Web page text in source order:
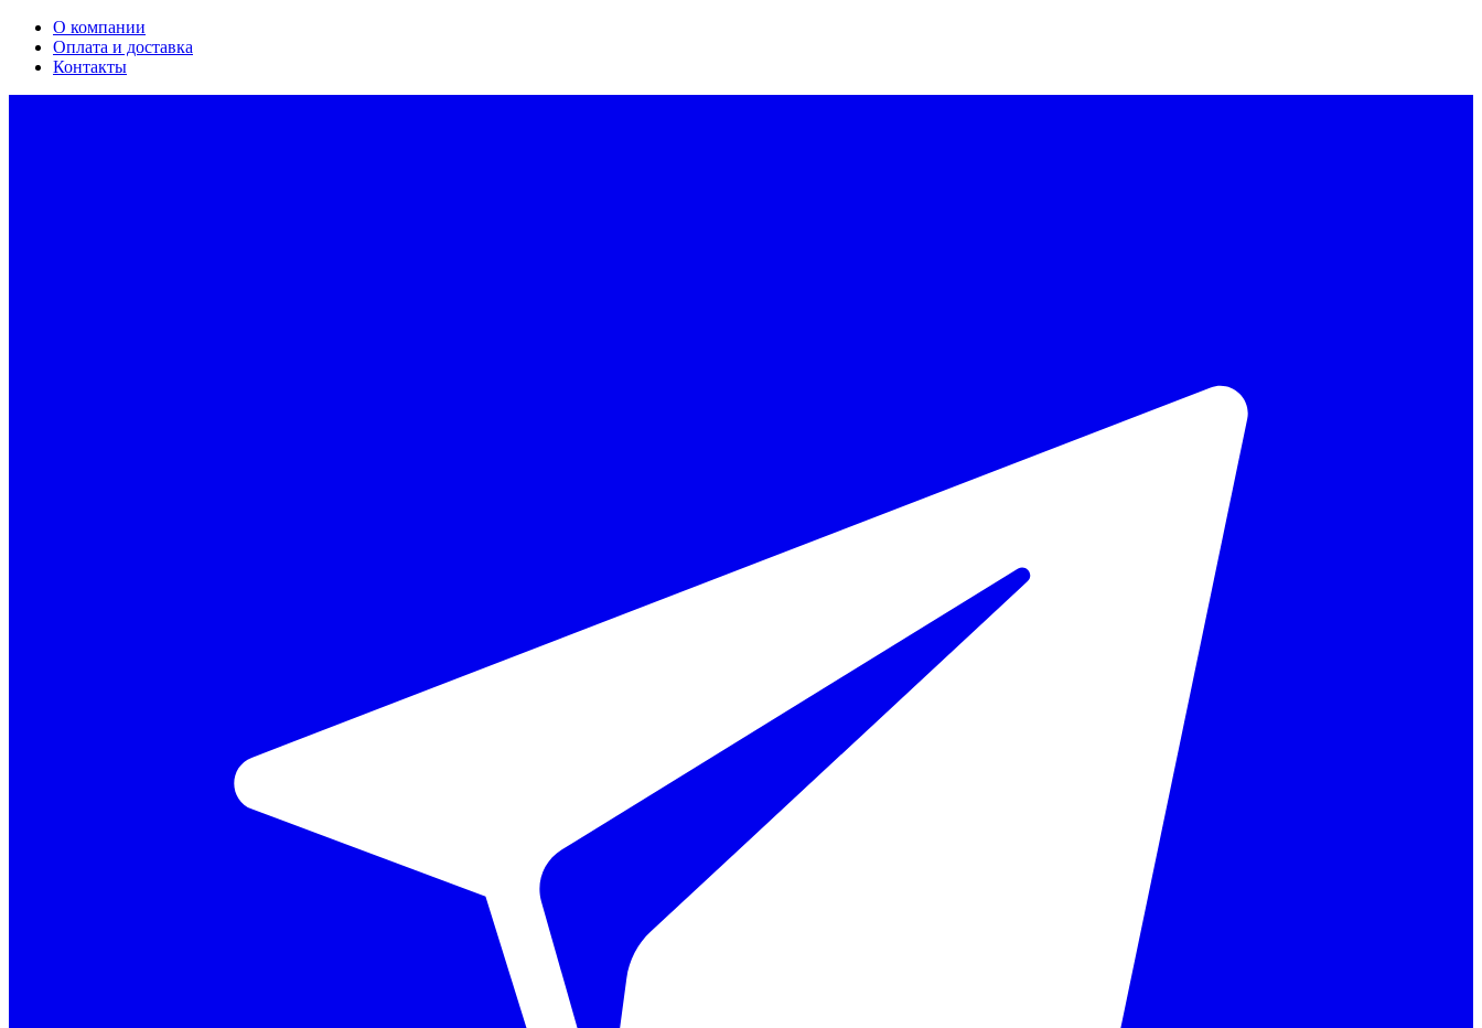
О компании
Оплата и доставка
Контакты